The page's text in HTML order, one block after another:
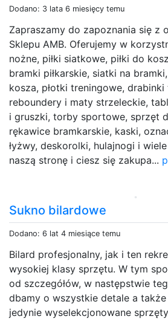
Dodano: 3 lata 6 miesięcy temu
Zapraszamy do zapoznania się z
Sklepu AMB. Oferujemy w
nożne, piłki siatkowe, piłki do
bramki piłkarskie, siatki na
kosza, płotki treningowe, drabinki
reboundery i maty strzeleckie,
i gruszki, torby sportowe, sprzęt
rękawice bramkarskie, kaski,
łyżwy, deskorolki, hulajnogi i
naszą stronę i ciesz się zakupa...
Sukno bilardowe
Dodano: 6 lat 4 miesiące temu
Bilard profesjonalny, jak i ten
wysokiej klasy sprzętu. W tym
od szczegółów, w następstwie
dbamy o wszystkie detale a
jedynie wyselekcjonowane